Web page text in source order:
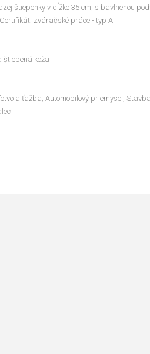
štiepenky v dĺžke 35 cm, s bavlnenou
zváračské práce - typ A
štiepená koža
a ťažba, Automobilový priemysel,